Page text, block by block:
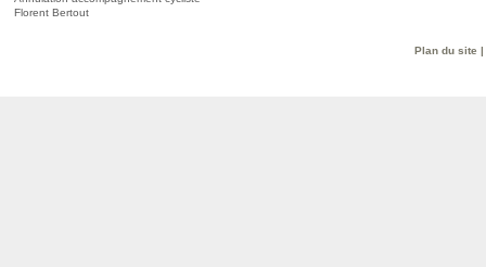
Florent Bertout
Plan du site |